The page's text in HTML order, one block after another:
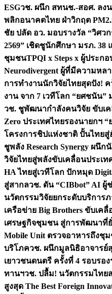
ESGวช. ผนึก สทนช.-สอศ. ลง
พลิกอนาคตไทย ฝ่าวิกฤต
ชัย ปลัด อว. มอบรางวัล “วิศ
2569” เชิดชูนักศึกษา มรภ.
ชุมชนTPQI x Steps x ผู้ประก
Neurodivergent ผู้ที่มีความห
การทำงานนักวิจัยไทยสุดปัง! ค
งาน จาก 7 เวทีโลก “ยศชนัน”
วช. ชูพัฒนากำลังคนวิจัย ขับเค
Zero ประเทศไทยรองนายกฯ “
โครงการชิปแห่งชาติ ปั้นไทยสู่
ชูพลัง Research Synergy ผนึ
วิจัยไทยสู่พลังขับเคลื่อนประเท
HA ไทยสู่เวทีโลก ปักหมุด
สู่สากลวช. ดัน “CIBbot” AI
นวัตกรรมวิจัยยกระดับบริการ
เครือข่าย Big Brothers ขับเค
เศรษฐกิจชุมชน สู่การพัฒนาที่
Mobile Unit ตรวจอาหารถึง
บริโภควช. ผนึกมูลนิธิอาจารย์
เยาวชนดนตรี ครั้งที่ 4 รอบรอ
ทานฯวช. ปลื้ม! นวัตกรรมไทย
สูงสุด The Best Foreign